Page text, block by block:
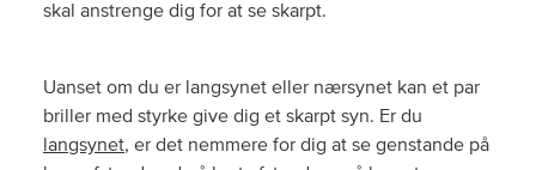
skal anstrenge dig for at se skarpt.
Uanset om du er langsynet eller nærsynet kan et par
briller med styrke give dig et skarpt syn. Er du
langsynet, er det nemmere for dig at se genstande på